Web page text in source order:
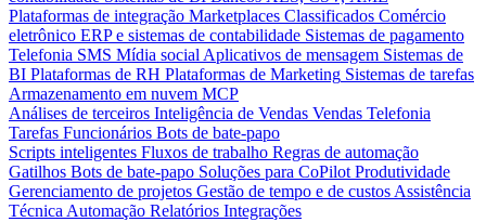
Plataformas de integração Marketplaces Classificados Comércio
eletrônico ERP e sistemas de contabilidade Sistemas de pagamento
Telefonia SMS Mídia social Aplicativos de mensagem Sistemas de
BI Plataformas de RH Plataformas de Marketing Sistemas de tarefas
Armazenamento em nuvem MCP
Análises de terceiros Inteligência de Vendas Vendas Telefonia
Tarefas Funcionários Bots de bate-papo
Scripts inteligentes Fluxos de trabalho Regras de automação
Gatilhos Bots de bate-papo Soluções para CoPilot Produtividade
Gerenciamento de projetos Gestão de tempo e de custos Assistência
Técnica Automação Relatórios Integrações